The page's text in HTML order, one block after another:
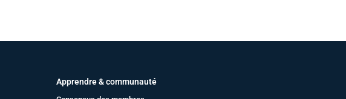
Apprendre & communauté